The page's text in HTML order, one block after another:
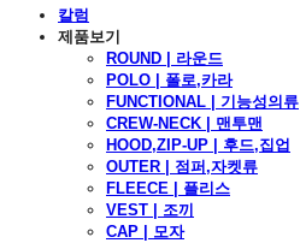
칼럼
제품보기
ROUND | 라운드
POLO | 폴로,카라
FUNCTIONAL | 기능성의류
CREW-NECK | 맨투맨
HOOD,ZIP-UP | 후드,집업
OUTER | 점퍼,자켓류
FLEECE | 플리스
VEST | 조끼
CAP | 모자